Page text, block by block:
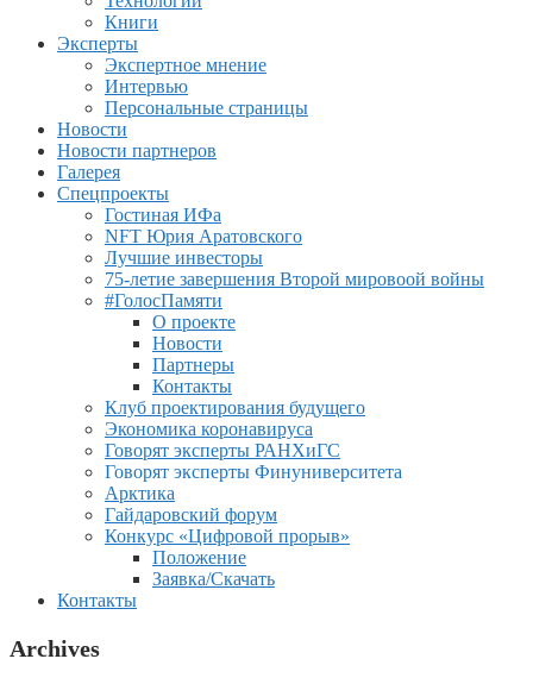
Книги
Эксперты
Экспертное мнение
Интервью
Персональные страницы
Новости
Новости партнеров
Галерея
Спецпроекты
Гостиная ИФа
NFT Юрия Аратовского
Лучшие инвесторы
75-летие завершения Второй мировоой войны
#ГолосПамяти
О проекте
Новости
Партнеры
Контакты
Клуб проектирования будущего
Экономика коронавируса
Говорят эксперты РАНХиГС
Говорят эксперты Финуниверситета
Арктика
Гайдаровский форум
Конкурс «Цифровой прорыв»
Положение
Заявка/Скачать
Контакты
Archives